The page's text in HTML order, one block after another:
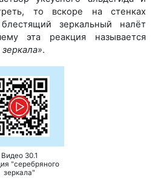
Видео 30.1
"серебряного
зеркала"
то вскоре на стенках
зеркальный налёт
эта реакция называется
.